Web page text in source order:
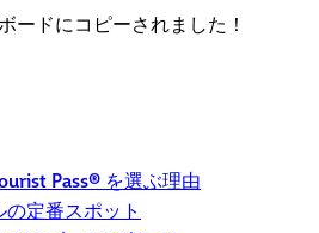
ードにコピーされました！
Pass® を選ぶ理由
定番スポット